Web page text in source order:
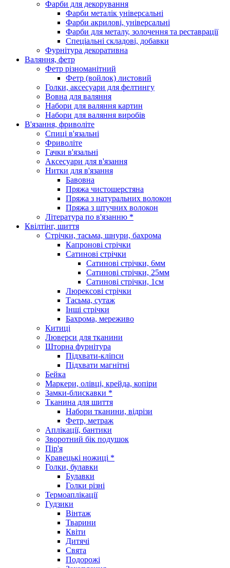
Фарби для декорування
Фарби металік універсальні
Фарби акрилові, універсальні
Фарби для металу, золочення та реставрації
Спеціальні складові, добавки
Фурнітура декоративна
Валяння, фетр
Фетр різноманітний
Фетр (войлок) листовий
Голки, аксесуари для фелтингу
Вовна для валяння
Набори для валяння картин
Набори для валяння виробів
В'язання, фриволіте
Спиці в'язальні
Фриволіте
Гачки в'язальні
Аксесуари для в'язання
Нитки для в'язання
Бавовна
Пряжа чистошерстяна
Пряжа з натуральних волокон
Пряжа з штучних волокон
Література по в'язанню *
Квілтінг, шиття
Стрічки, тасьма, шнури, бахрома
Капронові стрічки
Сатинові стрічки
Сатинові стрічки, 6мм
Сатинові стрічки, 25мм
Сатинові стрічки, 1см
Люрексові стрічки
Тасьма, сутаж
Інші стрічки
Бахрома, мереживо
Китиці
Люверси для тканини
Шторна фурнітура
Підхвати-кліпси
Підхвати магнітні
Бейка
Маркери, олівці, крейда, копіри
Замки-блискавки *
Тканина для шиття
Набори тканини, відрізи
Фетр, метраж
Аплікації, бантики
Зворотний бік подушок
Пір'я
Кравецькі ножиці *
Голки, булавки
Булавки
Голки різні
Термоаплікації
Гудзики
Вінтаж
Тварини
Квіти
Дитячі
Свята
Подорожі